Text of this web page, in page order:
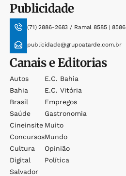
Publicidade
(71) 2886-2683 / Ramal 8585 | 8586
publicidade@grupoatarde.com.br
Canais e Editorias
Autos
Bahia
Brasil
Saúde
Cineinsite
Concursos
Cultura
Digital
Salvador
E.c. Bahia
E.c. Vitória
Empregos
Gastronomia
Muito
Mundo
Opinião
Política